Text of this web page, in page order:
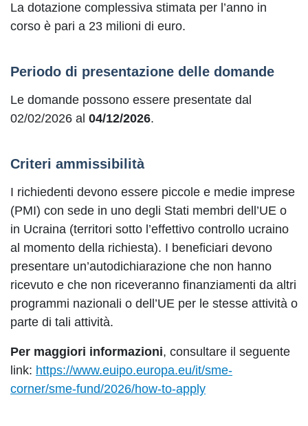
La dotazione complessiva stimata per l’anno in
corso è pari a 23 milioni di euro.
Periodo di presentazione delle domande
Le domande possono essere presentate dal
02/02/2026 al 04/12/2026.
Criteri ammissibilità
I richiedenti devono essere piccole e medie imprese
(PMI) con sede in uno degli Stati membri dell’UE o
in Ucraina (territori sotto l’effettivo controllo ucraino
al momento della richiesta). I beneficiari devono
presentare un’autodichiarazione che non hanno
ricevuto e che non riceveranno finanziamenti da altri
programmi nazionali o dell’UE per le stesse attività o
parte di tali attività.
Per maggiori informazioni, consultare il seguente
link: https://www.euipo.europa.eu/it/sme-
corner/sme-fund/2026/how-to-apply